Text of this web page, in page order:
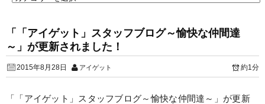
「「アイゲット」スタッフブログ～愉快な仲間達
～」が更新されました！
2015年8月28日 アイゲット 約1分
「「アイゲット」スタッフブログ～愉快な仲間達～」が更新